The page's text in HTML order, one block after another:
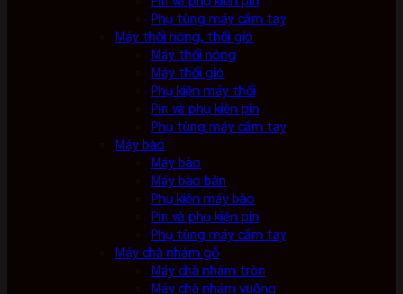
Phụ tùng máy cầm tay
Máy thổi nóng, thổi gió
Máy thổi nóng
Máy thổi gió
Phụ kiện máy thổi
Pin và phụ kiện pin
Phụ tùng máy cầm tay
Máy bào
Máy bào
Máy bào bàn
Phụ kiện máy bào
Pin và phụ kiện pin
Phụ tùng máy cầm tay
Máy chà nhám gỗ
Máy chà nhám tròn
Máy chà nhám vuông